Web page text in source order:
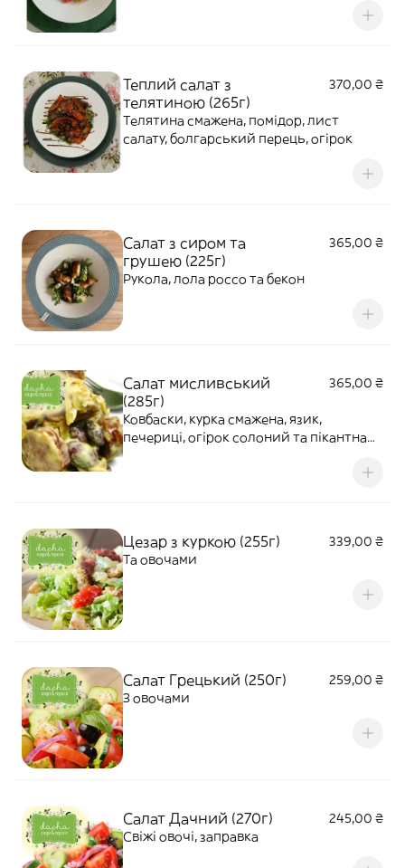
Теплий салат з
телятиною (265г)
370,00 ₴
Телятина смажена, помідор, лист
салату, болгарський перець, огірок
Салат з сиром та
грушею (225г)
365,00 ₴
Рукола, лола россо та бекон
Салат мисливський
(285г)
365,00 ₴
Ковбаски, курка смажена, язик,
печериці, огірок солоний та пікантна
Цезар з куркою (255г)
339,00 ₴
Та овочами
Салат Грецький (250г)
259,00 ₴
З овочами
Салат Дачний (270г)
245,00 ₴
Свіжі овочі, заправка